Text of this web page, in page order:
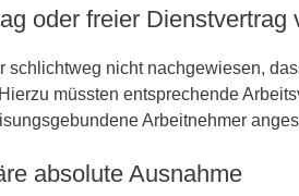
oder freier Dienstvertrag
schlichtweg nicht nachgewiesen,
müssten entsprechende
Arbeitnehmer
absolute Ausnahme